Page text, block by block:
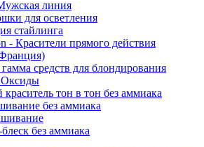
линия
для осветления
стайлинга
- Красители прямого действия
средств для блондирования
Оксиды
тон в тон без аммиака
без аммиака
без аммиака